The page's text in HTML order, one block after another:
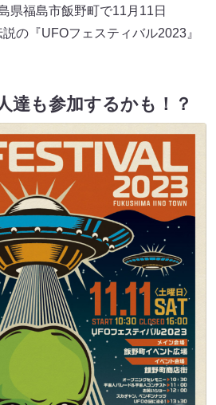
県福島市飯野町で11月11日
の『UFOフェスティバル2023』
達も参加するかも！？